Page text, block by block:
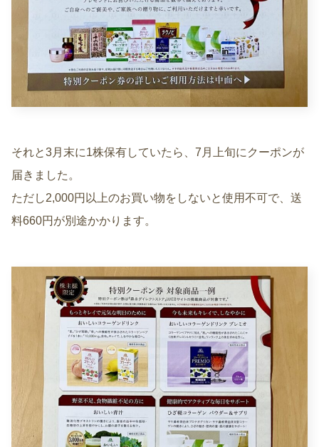
それと3月末に1株保有していたら、7月上旬にクーポンが
届きました。
ただし2,000円以上のお買い物をしないと使用不可で、送
料660円が別途かかります。